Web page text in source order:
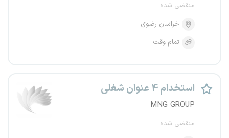
منقضی شده
خراسان رضوی
تمام وقت
استخدام ۴ عنوان شغلی
MNG GROUP
منقضی شده